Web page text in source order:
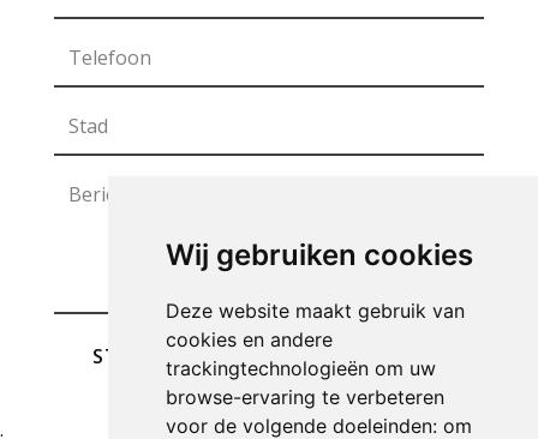
Wij gebruiken cookies
Deze website maakt gebruik van
cookies en andere
trackingtechnologieën om uw
browse-ervaring te verbeteren
voor de volgende doeleinden: om
STUREN